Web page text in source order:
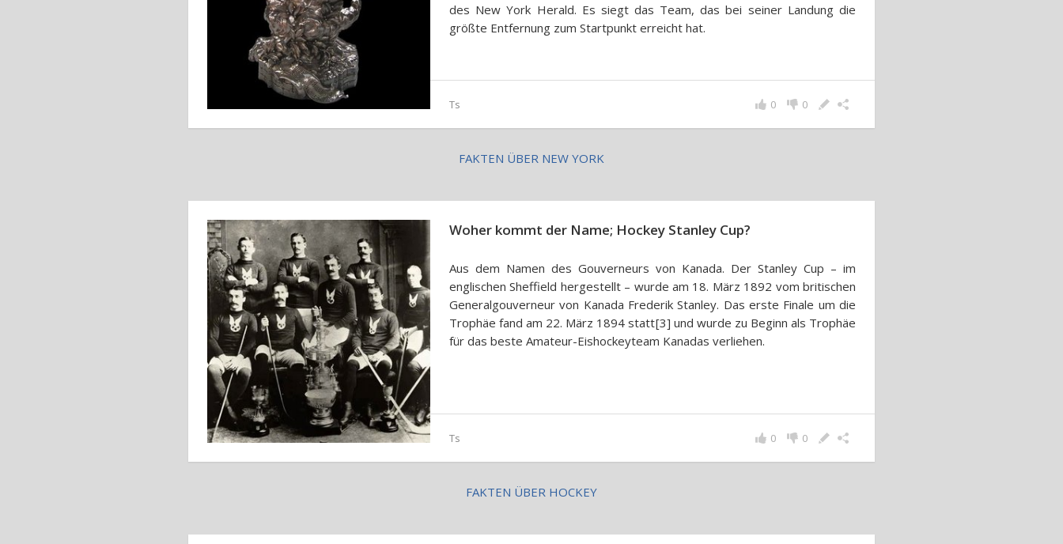
des New York Herald. Es siegt das Team, das bei seiner Landung die
größte Entfernung zum Startpunkt erreicht hat.
Ts 0
0
FAKTEN ÜBER NEW YORK
Woher kommt der Name; Hockey Stanley Cup?
Aus dem Namen des Gouverneurs von Kanada. Der Stanley Cup – im
englischen Sheffield hergestellt – wurde am 18. März 1892 vom britischen
Generalgouverneur von Kanada Frederik Stanley. Das erste Finale um die
Trophäe fand am 22. März 1894 statt[3] und wurde zu Beginn als Trophäe
für das beste Amateur-Eishockeyteam Kanadas verliehen.
Ts 0
0
FAKTEN ÜBER HOCKEY